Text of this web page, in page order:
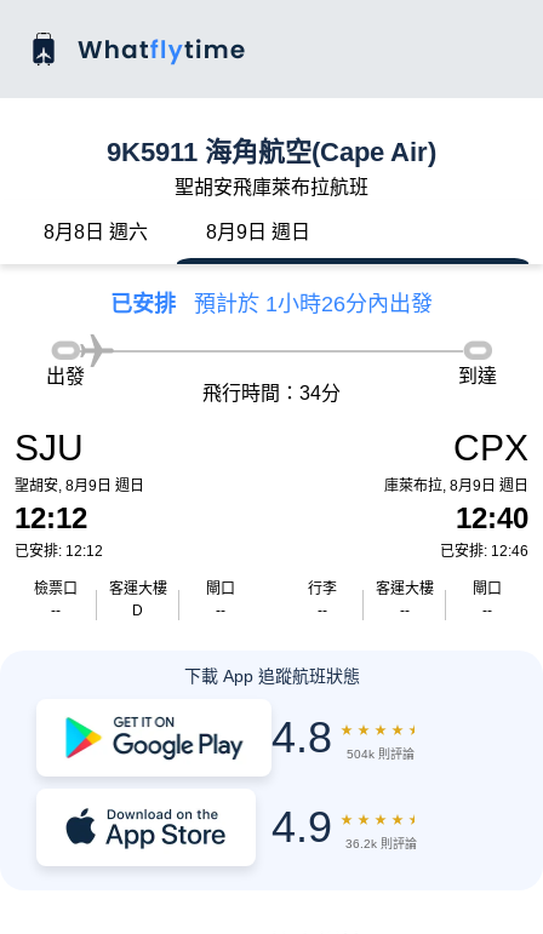
9K5911 海角航空(Cape Air)
聖胡安飛庫萊布拉航班
8月8日 週六 8月9日 週日
已安排 預計於 1小時26分內出發
SJU
聖胡安, 8月9日 週日
12:12
已安排: 12:12
檢票口
--
客運大樓
D
閘口
--
出發
飛行時間：34分
到達
CPX
庫萊布拉, 8月9日 週日
12:40
已安排: 12:46
行李
--
客運大樓
--
閘口
--
下載 App 追蹤航班狀態
4.8 ★ ★ ★ ★ ★
504k 則評論
4.9 ★ ★ ★ ★ ★
36.2k 則評論